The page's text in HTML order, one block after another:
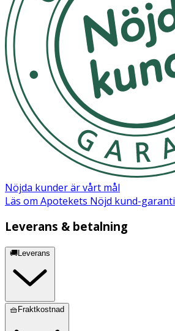
Nöjda kunder är vårt mål
Läs om Apotekets Nöjd kund-garanti
Leverans & betalning
🚚Leverans
🧺Fraktkostnad